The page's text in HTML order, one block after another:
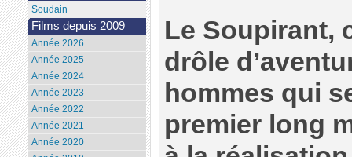
Le Soupirant,
drôle
hommes qui
premier long
Soudain
Films depuis 2009
Année 2026
Année 2025
Année 2024
Année 2023
Année 2022
Année 2021
Année 2020